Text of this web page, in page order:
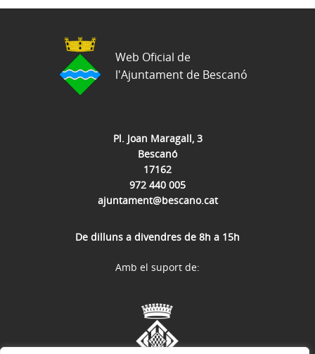
Pl. Joan Maragall, 3
Bescanó
17162
972 440 005
ajuntament@bescano.cat
De dilluns a divendres de 8h a 15h
Web Oficial de
l'Ajuntament de Bescanó
Amb el suport de: